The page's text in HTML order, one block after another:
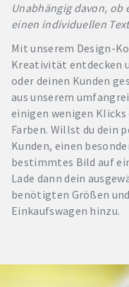
Unabhängig davon, ob
einen individuellen
Mit unserem Design-
Kreativität entdecken
oder deinen Kunden
aus unserem
einigen wenigen
Farben. Willst du dein
Kunden, einen
bestimmtes Bild auf
Lade dann dein
benötigten Größen
Einkaufswagen hinzu.